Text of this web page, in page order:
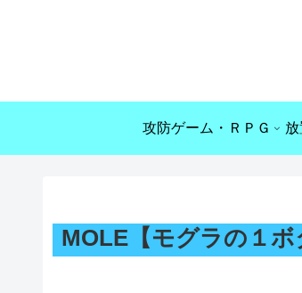
攻防ゲーム・ＲＰＧ
MOLE【モグラの１ボ